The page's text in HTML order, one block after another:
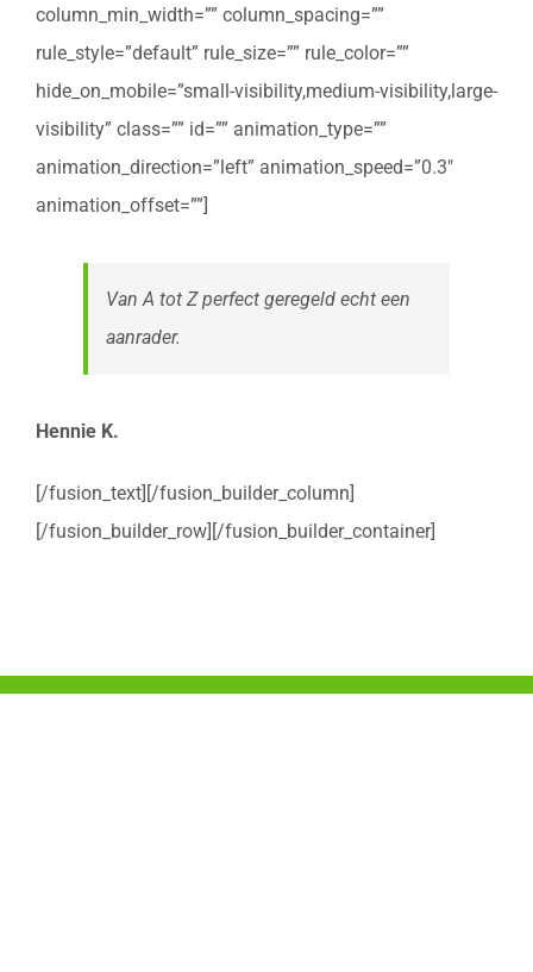
column_min_width=”” column_spacing=””
rule_style=”default” rule_size=”” rule_color=””
hide_on_mobile=”small-visibility,medium-visibility,large-
visibility” class=”” id=”” animation_type=””
animation_direction=”left” animation_speed=”0.3″
animation_offset=””]
Van A tot Z perfect geregeld echt een
aanrader.
Hennie K.
[/fusion_text][/fusion_builder_column]
[/fusion_builder_row][/fusion_builder_container]